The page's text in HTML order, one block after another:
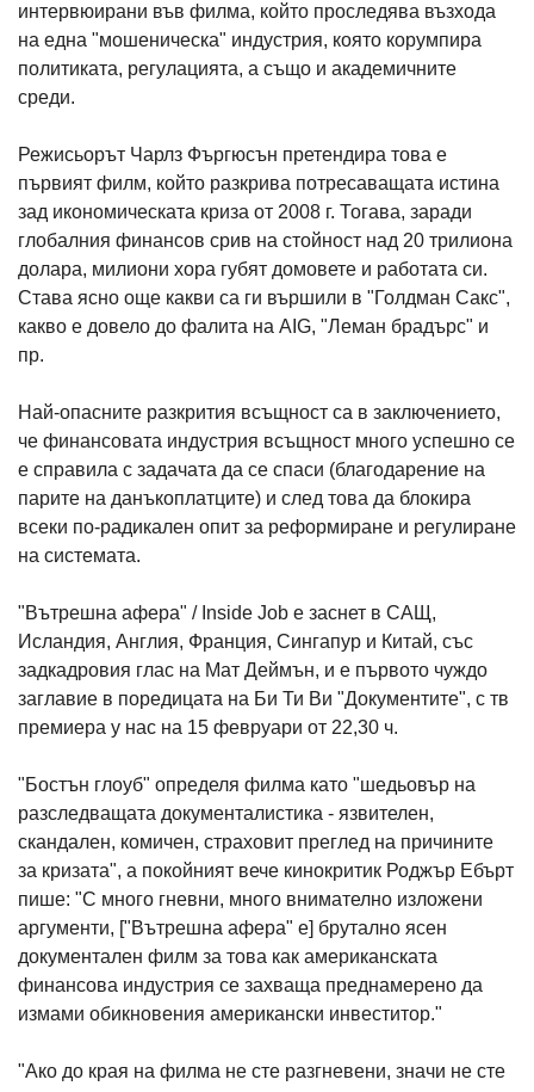
интервюирани във филма, който проследява възхода
на една "мошеническа" индустрия, която корумпира
политиката, регулацията, а също и академичните
среди.
Режисьорът Чарлз Фъргюсън претендира това е
първият филм, който разкрива потресаващата истина
зад икономическата криза от 2008 г. Тогава, заради
глобалния финансов срив на стойност над 20 трилиона
долара, милиони хора губят домовете и работата си.
Става ясно още какви са ги вършили в "Голдман Сакс",
какво е довело до фалита на AIG, "Леман брадърс" и
пр.
Най-опасните разкрития всъщност са в заключението,
че финансовата индустрия всъщност много успешно се
е справила с задачата да се спаси (благодарение на
парите на данъкоплатците) и след това да блокира
всеки по-радикален опит за реформиране и регулиране
на системата.
"Вътрешна афера" / Inside Job е заснет в САЩ,
Исландия, Англия, Франция, Сингапур и Китай, със
задкадровия глас на Мат Деймън, и е първото чуждо
заглавие в поредицата на Би Ти Ви "Документите", с тв
премиера у нас на 15 февруари от 22,30 ч.
"Бостън глоуб" определя филма като "шедьовър на
разследващата документалистика - язвителен,
скандален, комичен, страховит преглед на причините
за кризата", а покойният вече кинокритик Роджър Ебърт
пише: "С много гневни, много внимателно изложени
аргументи, ["Вътрешна афера" е] брутално ясен
документален филм за това как американската
финансова индустрия се захваща преднамерено да
измами обикновения американски инвеститор."
"Ако до края на филма не сте разгневени, значи не сте